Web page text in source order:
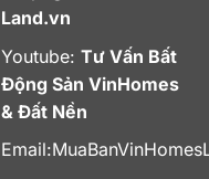
Land.vn
Youtube: Tư Vấn Bất
Động Sản VinHomes
& Đất Nền
Email: